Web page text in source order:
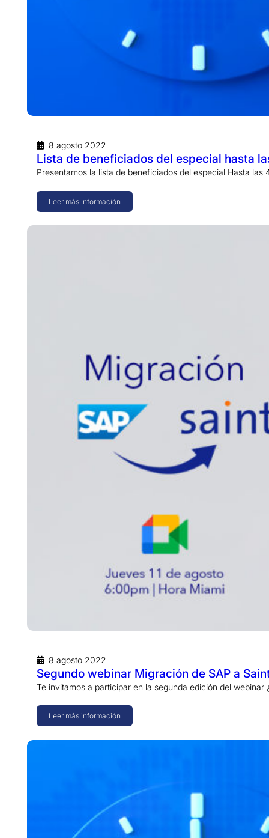
8 agosto 2022
Lista de beneficiados del especial hasta
Presentamos la lista de beneficiados del especial Hasta
Leer más información
8 agosto 2022
Segundo webinar Migración de SAP a
Te invitamos a participar en la segunda edición del
Leer más información